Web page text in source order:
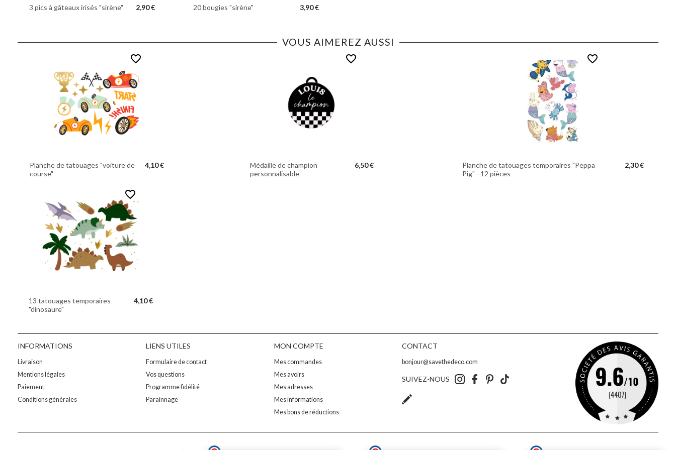
3 pics à gâteaux irisés "sirène" 2,90 € 20 bougies "sirène" 3,90 €
VOUS AIMEREZ AUSSI
favorite_border
Planche de tatouages "voiture de
course"
4,10 €
favorite_border
Médaille de champion
personnalisable
6,50 €
favorite_border
Planche de tatouages temporaires "Peppa
Pig" - 12 pièces
2,30 €
favorite_border
13 tatouages temporaires
"dinosaure"
4,10 €
INFORMATIONS
Livraison
Mentions légales
Paiement
Conditions générales
LIENS UTILES
Formulaire de contact
Vos questions
Programme fidélité
Parainnage
MON COMPTE
Mes commandes
Mes avoirs
Mes adresses
Mes informations
Mes bons de réductions
CONTACT
bonjour@savethedeco.com
SUIVEZ-NOUS